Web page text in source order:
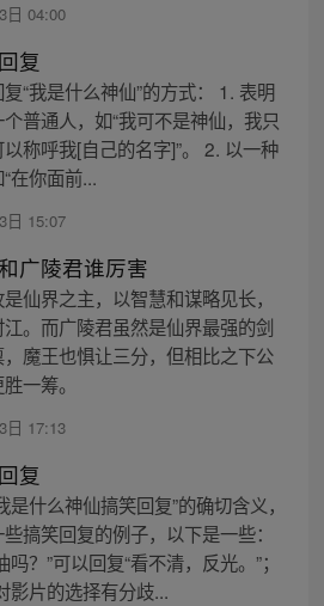
日 04:00
复
“我是什么神仙”的方式： 1. 表明
普通人，如“我可不是神仙，我只
称呼我[自己的名字]”。 2. 以一种
在你面前...
日 15:07
广陵君谁厉害
仙界之主，以智慧和谋略见长，
。而广陵君虽然是仙界最强的剑
魔王也惧让三分，但相比之下公
一筹。
日 17:13
复
什么神仙搞笑回复”的确切含义，
搞笑回复的例子，以下是一些：
？”可以回复“看不清，反光。”；
影片的选择有分歧...